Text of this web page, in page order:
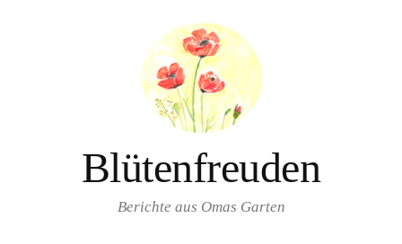
Blütenfreuden
Berichte aus Omas Garten